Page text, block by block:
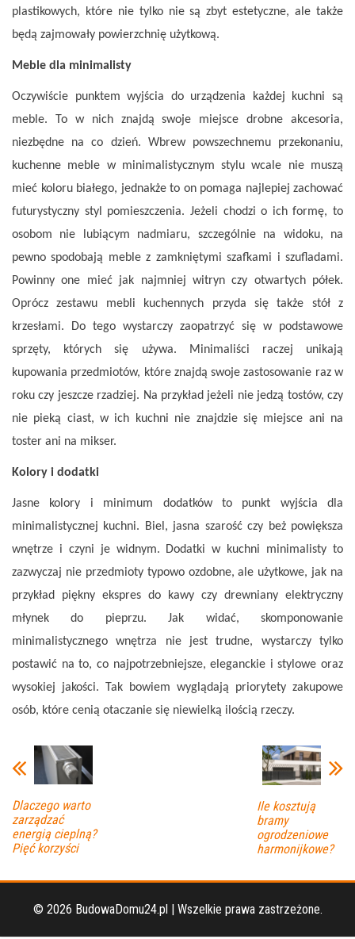
plastikowych, które nie tylko nie są zbyt estetyczne, ale także
będą zajmowały powierzchnię użytkową.
Meble dla minimalisty
Oczywiście punktem wyjścia do urządzenia każdej kuchni są
meble. To w nich znajdą swoje miejsce drobne akcesoria,
niezbędne na co dzień. Wbrew powszechnemu przekonaniu,
kuchenne meble w minimalistycznym stylu wcale nie muszą
mieć koloru białego, jednakże to on pomaga najlepiej zachować
futurystyczny styl pomieszczenia. Jeżeli chodzi o ich formę, to
osobom nie lubiącym nadmiaru, szczególnie na widoku, na
pewno spodobają meble z zamkniętymi szafkami i szufladami.
Powinny one mieć jak najmniej witryn czy otwartych półek.
Oprócz zestawu mebli kuchennych przyda się także stół z
krzesłami. Do tego wystarczy zaopatrzyć się w podstawowe
sprzęty, których się używa. Minimaliści raczej unikają
kupowania przedmiotów, które znajdą swoje zastosowanie raz w
roku czy jeszcze rzadziej. Na przykład jeżeli nie jedzą tostów, czy
nie pieką ciast, w ich kuchni nie znajdzie się miejsce ani na
toster ani na mikser.
Kolory i dodatki
Jasne kolory i minimum dodatków to punkt wyjścia dla
minimalistycznej kuchni. Biel, jasna szarość czy beż powiększa
wnętrze i czyni je widnym. Dodatki w kuchni minimalisty to
zazwyczaj nie przedmioty typowo ozdobne, ale użytkowe, jak na
przykład piękny ekspres do kawy czy drewniany elektryczny
młynek do pieprzu. Jak widać, skomponowanie
minimalistycznego wnętrza nie jest trudne, wystarczy tylko
postawić na to, co najpotrzebniejsze, eleganckie i stylowe oraz
wysokiej jakości. Tak bowiem wyglądają priorytety zakupowe
osób, które cenią otaczanie się niewielką ilością rzeczy.
Dlaczego warto
zarządzać
energią cieplną?
Pięć korzyści
Ile kosztują
bramy
ogrodzeniowe
harmonijkowe?
© 2026 BudowaDomu24.pl | Wszelkie prawa zastrzeżone.